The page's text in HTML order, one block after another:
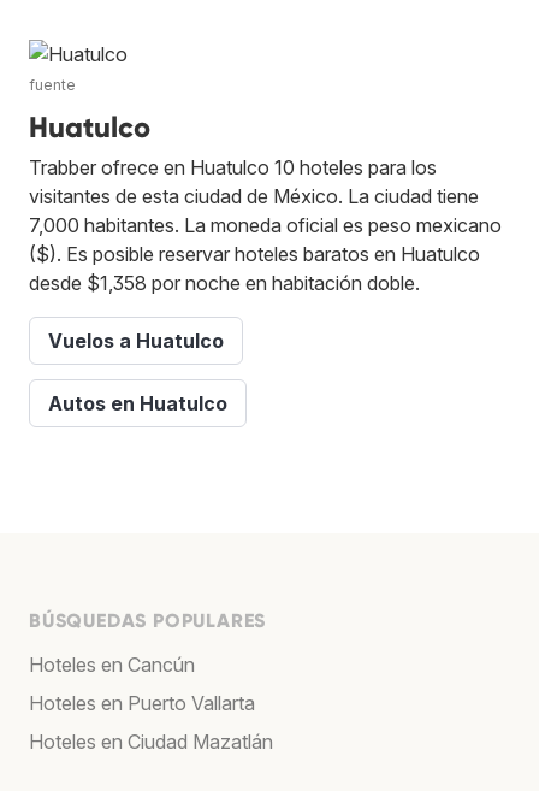
fuente
Huatulco
Trabber ofrece en Huatulco 10 hoteles para los
visitantes de esta ciudad de México. La ciudad tiene
7,000 habitantes. La moneda oficial es peso mexicano
($). Es posible reservar hoteles baratos en Huatulco
desde $1,358 por noche en habitación doble.
Vuelos a Huatulco
Autos en Huatulco
BÚSQUEDAS POPULARES
Hoteles en Cancún
Hoteles en Puerto Vallarta
Hoteles en Ciudad Mazatlán